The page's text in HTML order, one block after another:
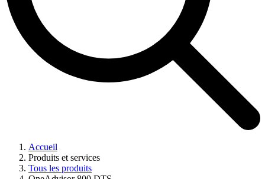
Accueil
Produits et services
Tous les produits